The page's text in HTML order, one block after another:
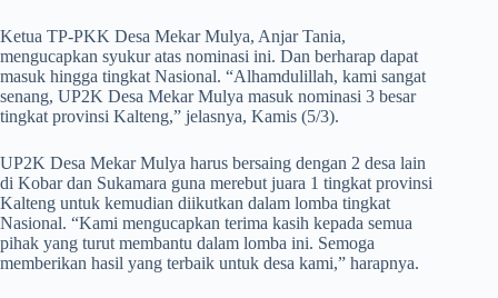
Ketua TP-PKK Desa Mekar Mulya, Anjar Tania,
mengucapkan syukur atas nominasi ini. Dan berharap dapat
masuk hingga tingkat Nasional. “Alhamdulillah, kami sangat
senang, UP2K Desa Mekar Mulya masuk nominasi 3 besar
tingkat provinsi Kalteng,” jelasnya, Kamis (5/3).
UP2K Desa Mekar Mulya harus bersaing dengan 2 desa lain
di Kobar dan Sukamara guna merebut juara 1 tingkat provinsi
Kalteng untuk kemudian diikutkan dalam lomba tingkat
Nasional. “Kami mengucapkan terima kasih kepada semua
pihak yang turut membantu dalam lomba ini. Semoga
memberikan hasil yang terbaik untuk desa kami,” harapnya.